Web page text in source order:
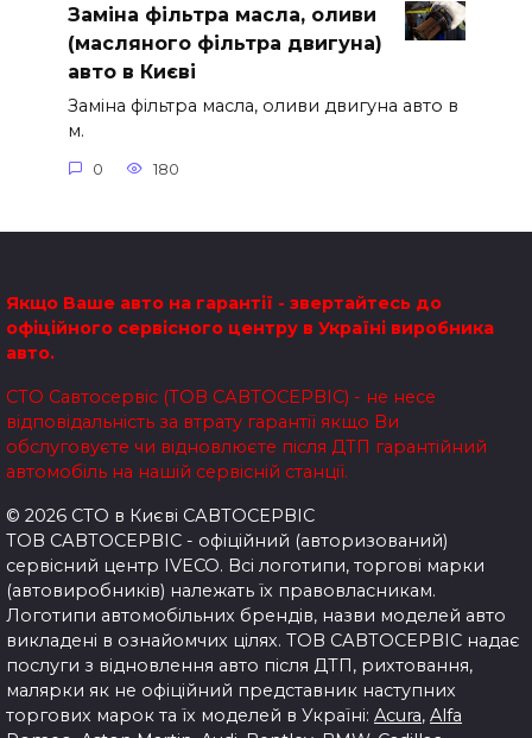
Заміна фільтра масла, оливи
(масляного фільтра двигуна)
авто в Києві
Заміна фільтра масла, оливи двигуна авто в
м.
0 180
Якщо Ваше авто на гарантії - звертайтесь до
офіційного сервісного центру в Україні виробника
авто.
СТО Савтосервіс (ТОВ САВТОСЕРВІС) - не несе
відповідальність за втрату гарантії якщо Ви
обслуговуєте чи відновлюєте після ДТП гарантійний
автомобіль на нашій сервісній станції.
© 2026 СТО в Києві САВТОСЕРВІС
ТОВ САВТОСЕРВІС - офіційний (авторизований)
сервісний центр IVECO. Всі логотипи, торгові марки
(автовиробників) належать їх правовласникам.
Логотипи автомобільних брендів, назви моделей авто
викладені в ознайомчих цілях. ТОВ САВТОСЕРВІС надає
послуги з відновлення авто після ДТП, рихтовання,
малярки як не офіційний представник наступних
торгових марок та їх моделей в Україні: Acura, Alfa